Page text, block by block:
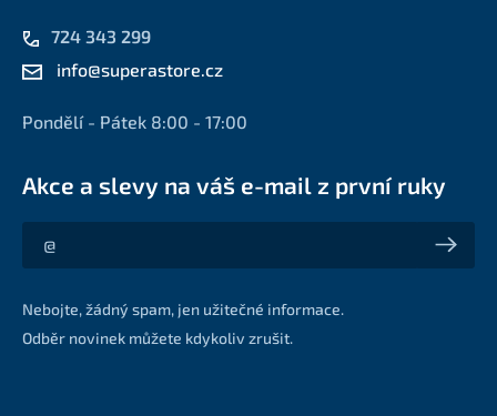
724 343 299
info@superastore.cz
Pondělí - Pátek 8:00 - 17:00
Akce a slevy na váš e-mail z první ruky
Akce a slevy na váš e-mail z první ruky
Nebojte, žádný spam, jen užitečné informace.
Odběr novinek můžete kdykoliv zrušit.